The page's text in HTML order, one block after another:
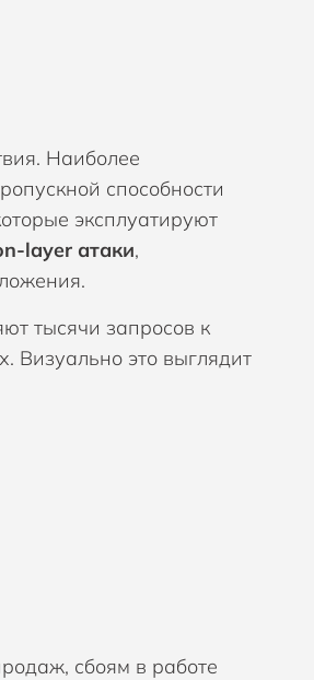
Наиболее
способности
эксплуатируют
layer атаки,
тысячи запросов к
Визуально это выглядит
сбоям в работе